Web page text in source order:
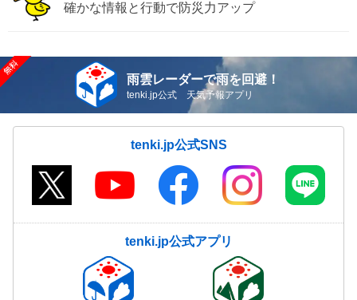
確かな情報と行動で防災力アップ
雨雲レーダーで雨を回避！
tenki.jp公式 天気予報アプリ
tenki.jp公式SNS
tenki.jp公式アプリ